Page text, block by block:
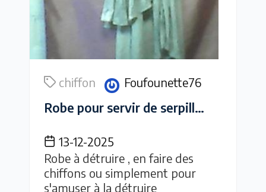
chiffon Foufounette76
Robe pour servir de serpillière ou de chiffons ou pour le plaisir de la détruire
13-12-2025
Robe à détruire , en faire des
chiffons ou simplement pour
s'amuser à la détruire